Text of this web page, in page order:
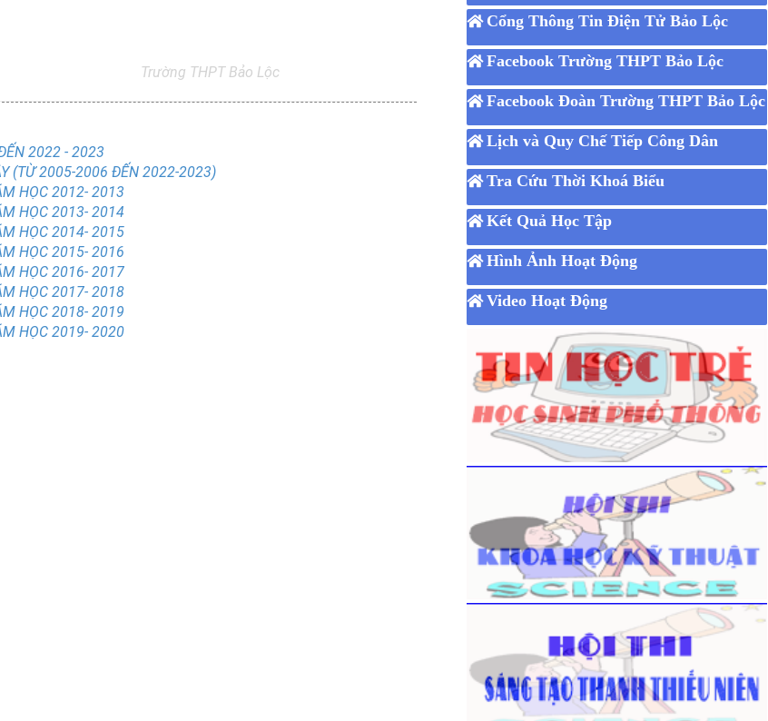
Trường THPT Bảo Lộc
2022 - 2023
(TỪ 2005-2006 ĐẾN 2022-2023)
HỌC 2012- 2013
HỌC 2013- 2014
HỌC 2014- 2015
HỌC 2015- 2016
HỌC 2016- 2017
HỌC 2017- 2018
HỌC 2018- 2019
HỌC 2019- 2020
Cổng Thông Tin Điện Tử Bảo Lộc
Facebook Trường THPT Bảo Lộc
Facebook Đoàn Trường THPT Bảo Lộc
Lịch và Quy Chế Tiếp Công Dân
Tra Cứu Thời Khoá Biểu
Kết Quả Học Tập
Hình Ảnh Hoạt Động
Video Hoạt Động